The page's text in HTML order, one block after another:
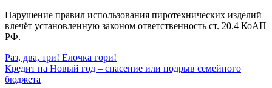
Нарушение правил использования пиротехнических изделий
влечёт установленную законом ответственность ст. 20.4 КоАП
РФ.
Навигация
по
Раз, два, три! Ёлочка гори!
Кредит на Новый год – спасение или подрыв семейного
бюджета